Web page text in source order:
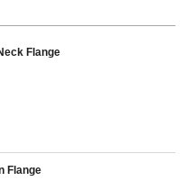
Flange
Flange